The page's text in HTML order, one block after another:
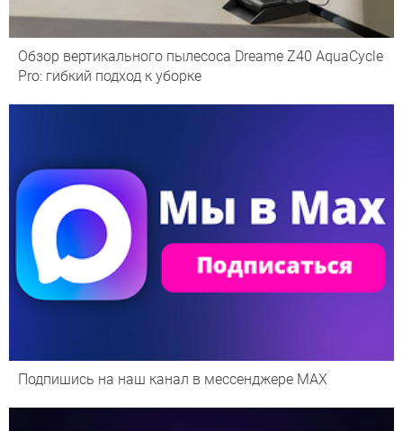
Обзор вертикального пылесоса Dreame Z40 AquaCycle
Pro: гибкий подход к уборке
Подпишись на наш канал в мессенджере МАХ